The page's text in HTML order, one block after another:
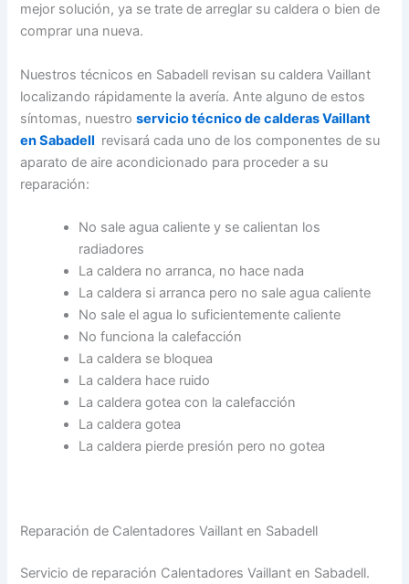
mejor solución, ya se trate de arreglar su caldera o bien de
comprar una nueva.
Nuestros técnicos en Sabadell revisan su caldera Vaillant
localizando rápidamente la avería. Ante alguno de estos
síntomas, nuestroservicio técnico de calderas Vaillant
en Sabadell revisará cada uno de los componentes de su
aparato de aire acondicionado para proceder a su
reparación:
No sale agua caliente y se calientan los
radiadores
La caldera no arranca, no hace nada
La caldera si arranca pero no sale agua caliente
No sale el agua lo suficientemente caliente
No funciona la calefacción
La caldera se bloquea
La caldera hace ruido
La caldera gotea con la calefacción
La caldera gotea
La caldera pierde presión pero no gotea
Reparación de Calentadores Vaillant en Sabadell
Servicio de reparación Calentadores Vaillant en Sabadell.